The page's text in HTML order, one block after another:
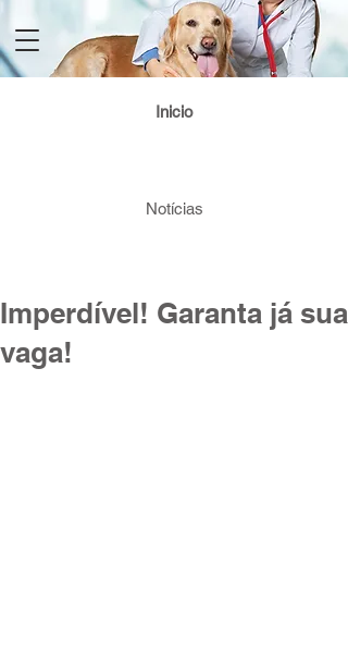
Login / Registre-se
Inicio
Notícias
Imperdível! Garanta já sua
vaga!